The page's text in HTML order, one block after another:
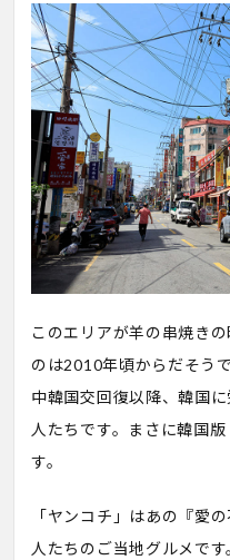
このエリアが羊の串焼き
のは2010年頃からだそう
中韓国交回復以降、韓国
人たちです。まさに韓国
す。
「ヤンコチ」はあの『愛
人たちのご当地グルメです